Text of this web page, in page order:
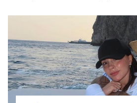
sta preživljala kakovostni čas,
njegova družina. Naj bi bila